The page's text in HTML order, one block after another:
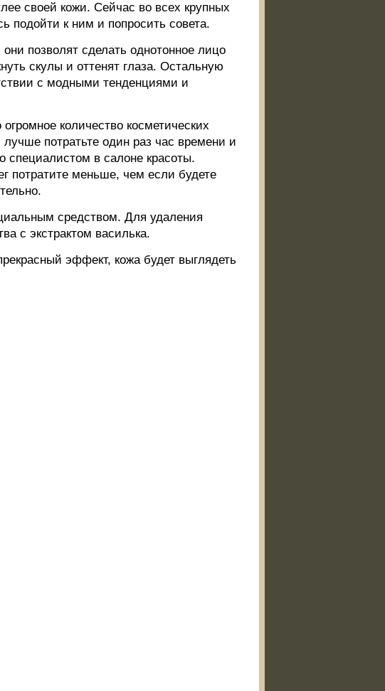
своей кожи. Сейчас во всех крупных
подойти к ним и попросить совета.
позволят сделать однотонное лицо
скулы и оттенят глаза. Остальную
с модными тенденциями и
количество косметических
потратьте один раз час времени и
в салоне красоты.
потратите меньше, чем если будете
средством. Для удаления
с экстрактом василька.
эффект, кожа будет выглядеть